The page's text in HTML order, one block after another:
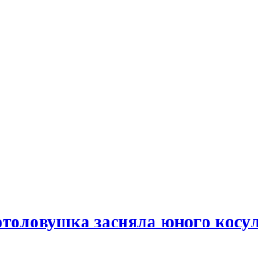
засняла юного